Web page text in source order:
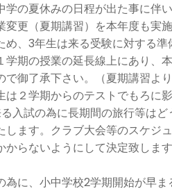
学の夏休みの日程が出た事に伴
変更（夏期講習）を本年度も実
め、3年生は来る受験に対する
学期の授業の延長線上にあり、
で御了承下さい。（夏期講習よ
は２学期からのテストでもろに
入試の為に長期間の旅行等はど
します。クラブ大会等のスケジ
らないようにして決定致します
為に、小中学校2学期開始が早